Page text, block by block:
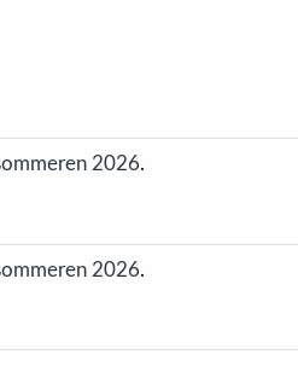
2026.
2026.